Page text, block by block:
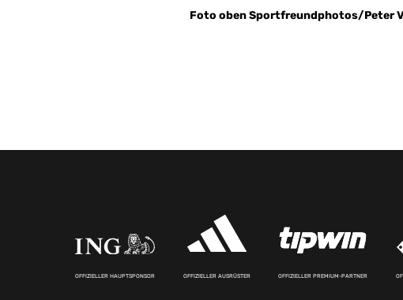
Foto oben Sportfreundphotos/Peter
OFFIZIELLER HAUPTSPONSOR OFFIZIELLER AUSRÜSTER OFFIZIELLER PREMIUM-PARTNER